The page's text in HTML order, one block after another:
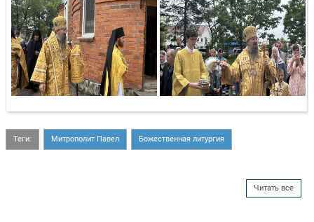
Теги: Митрополит Павел Божественная литургия
Читать все